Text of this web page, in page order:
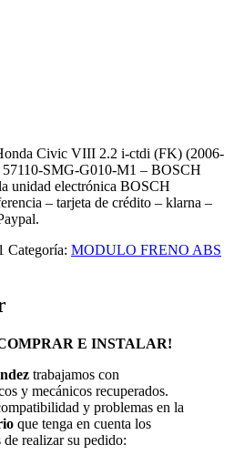
Civic VIII 2.2 i-ctdi (FK) (2006-
57110-SMG-G010-M1 – BOSCH
unidad electrónica BOSCH
– tarjeta de crédito – klarna –
Categoría: MODULO FRENO ABS
E INSTALAR!
trabajamos con
y mecánicos recuperados.
y problemas en la
que tenga en cuenta los
de realizar su pedido: